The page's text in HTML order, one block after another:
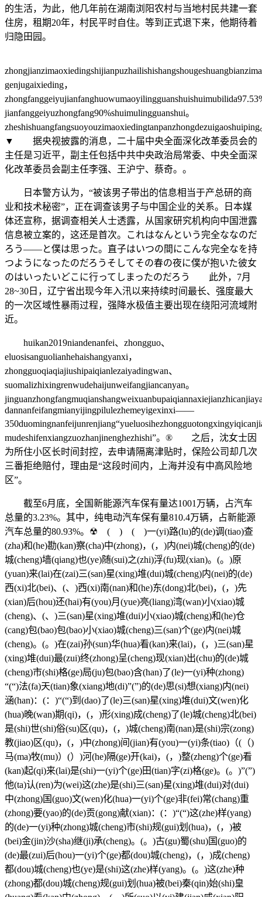
的生活，为此，他几年前在湖南浏阳农村与当地村民共建一套
住房，租期20年，村民平时自住。等到正式退下来，他期待着
归隐田园。
genjugaixieding，
jianfanggeiyuzhongfang90%shuimulingguanshui。
▼ 据央视披露的消息，二十届中央全面深化改革委员会的
主任是习近平，副主任包括中共中央政治局常委、中央全面深
化改革委员会副主任李强、王沪宁、蔡奇。。
日本警方认为，“被该男子带出的信息相当于产总研的商
业和技术秘密”，正在调查该男子与中国企业的关系。日本媒
体还宣称，据调查相关人士透露，从国家研究机构向中国泄露
信息被立案的，这还是首次。これはなんという完全ななのだ
ろう――と僕は思った。直子はいつの間にこんな完全なを持
つようになったのだろうそしてその春の夜に僕が抱いた彼女
のはいったいどこに行ってしまったのだろう 此外，7月
28~30日，辽宁省出现今年入汛以来持续时间最长、强度最大
的一次区域性暴雨过程，强降水极值主要出现在绕阳河流域附
近。
huikan2019niandenanfei、zhongguo、
eluosisanguolianhehaishangyanxi，
zhongguoqiaqiajiushipaiqianlezaiyadingwan、
suomalizhixingrenwudehaijunweifangjiancanyan。
dannanfeifangmianyijingpilulezhemeyigexinxi——
mudeshifenxiangzuozhanjinenghezhishi”。® 之后，沈女士因
为所住小区长时间封控，去申请隔离津贴时，保险公司却几次
三番拒绝赔付，理由是“这段时间内，上海并没有中高风险地
区”。
截至6月底，全国新能源汽车保有量达1001万辆，占汽车
总量的3.23%。其中，纯电动汽车保有量810.4万辆，占新能源
汽车总量的80.93%。☢ ( ) ( )一(yi)路(lu)的(de)调(tiao)查
(zha)和(he)勘(kan)察(cha)中(zhong)，(，)内(nei)城(cheng)的(de)
城(cheng)墙(qiang)也(ye)随(sui)之(zhi)浮(fu)现(xian)。(。)原
(yuan)来(lai)在(zai)三(san)星(xing)堆(dui)城(cheng)内(nei)的(de)
西(xi)北(bei)、(、)西(xi)南(nan)和(he)东(dong)北(bei)，(，)先
(xian)后(hou)还(hai)有(you)月(yue)亮(liang)湾(wan)小(xiao)城
(cheng)、(、)三(san)星(xing)堆(dui)小(xiao)城(cheng)和(he)仓
(cang)包(bao)包(bao)小(xiao)城(cheng)三(san)个(ge)内(nei)城
(cheng)。(。)在(zai)孙(sun)华(hua)看(kan)来(lai)，(，)三(san)星
(xing)堆(dui)最(zui)终(zhong)呈(cheng)现(xian)出(chu)的(de)城
(cheng)市(shi)格(ge)局(ju)包(bao)含(han)了(le)一(yi)种(zhong)
“(“)法(fa)天(tian)象(xiang)地(di)”(”)的(de)思(si)想(xiang)内(nei)
涵(han)：(：)“(“)到(dao)了(le)三(san)星(xing)堆(dui)文(wen)化
(hua)晚(wan)期(qi)，(，)形(xing)成(cheng)了(le)城(cheng)北(bei)
是(shi)世(shi)俗(su)区(qu)，(，)城(cheng)南(nan)是(shi)宗(zong)
教(jiao)区(qu)，(，)中(zhong)间(jian)有(you)一(yi)条(tiao)（(（)
马(ma)牧(mu)）(）)河(he)隔(ge)开(kai)，(，)整(zheng)个(ge)看
(kan)起(qi)来(lai)是(shi)一(yi)个(ge)田(tian)字(zi)格(ge)。(。)”(”)
他(ta)认(ren)为(wei)这(zhe)是(shi)三(san)星(xing)堆(dui)对(dui)
中(zhong)国(guo)文(wen)化(hua)一(yi)个(ge)非(fei)常(chang)重
(zhong)要(yao)的(de)贡(gong)献(xian)：(：)“(“)这(zhe)样(yang)
的(de)一(yi)种(zhong)城(cheng)市(shi)规(gui)划(hua)，(，)被
(bei)金(jin)沙(sha)继(ji)承(cheng)。(。)古(gu)蜀(shu)国(guo)的
(de)最(zui)后(hou)一(yi)个(ge)都(dou)城(cheng)，(，)成(cheng)
都(dou)城(cheng)也(ye)是(shi)这(zhe)样(yang)。(。)这(zhe)种
(zhong)都(dou)城(cheng)规(gui)划(hua)被(bei)秦(qin)始(shi)皇